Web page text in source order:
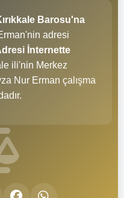
Barosu'na
adresi
İnternette
ili'nin Merkez
Nur Erman çalışma